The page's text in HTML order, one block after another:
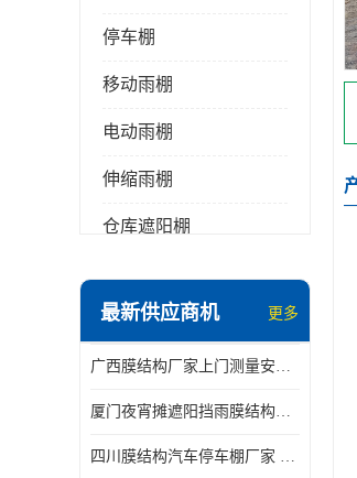
停车棚
移动雨棚
电动雨棚
伸缩雨棚
仓库遮阳棚
电动推拉雨棚
膜结构停景观棚
最新供应商机 更多
广西膜结构厂家上门测量安装发货，厂家发货没有差价
厦门夜宵摊遮阳挡雨膜结构雨棚设计 上门测量 款式多
四川膜结构汽车停车棚厂家 款式多 提供报价